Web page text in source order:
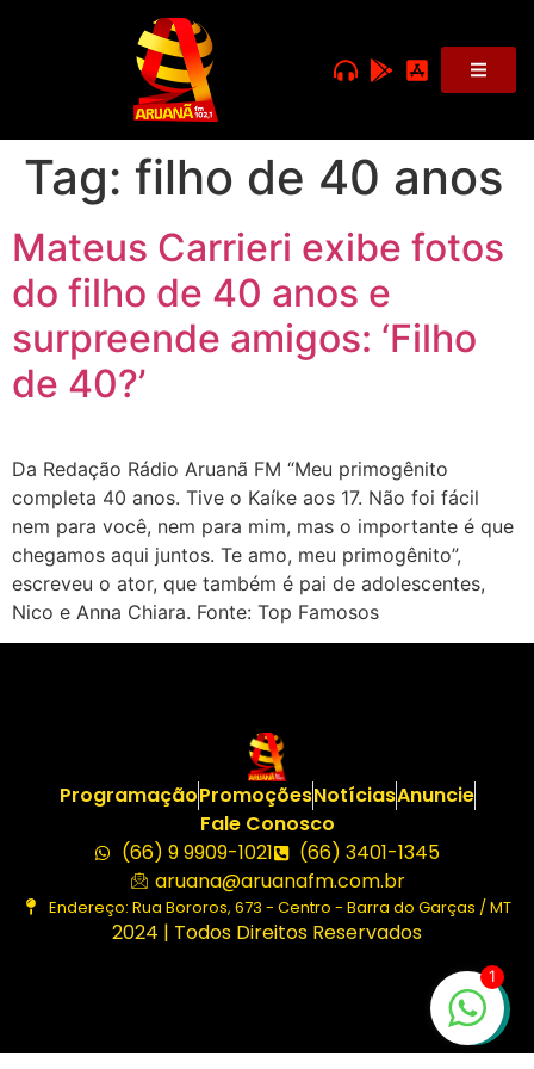
Tag: filho de 40 anos
Mateus Carrieri exibe fotos
do filho de 40 anos e
surpreende amigos: ‘Filho
de 40?’
Da Redação Rádio Aruanã FM “Meu primogênito
completa 40 anos. Tive o Kaíke aos 17. Não foi fácil
nem para você, nem para mim, mas o importante é que
chegamos aqui juntos. Te amo, meu primogênito”,
escreveu o ator, que também é pai de adolescentes,
Nico e Anna Chiara. Fonte: Top Famosos
ProgramaçãoPromoçõesNotíciasAnuncie
Fale Conosco
(66) 9 9909-1021
(66) 3401-1345
aruana@aruanafm.com.br
Endereço: Rua Bororos, 673 - Centro - Barra do Garças / MT
2024 | Todos Direitos Reservados
1